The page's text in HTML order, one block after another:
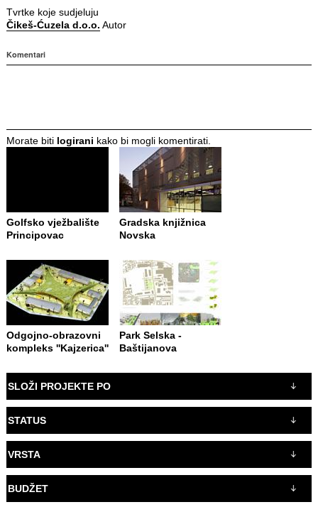
Tvrtke koje sudjeluju
Čikeš-Ćuzela d.o.o. Autor
Komentari
Morate biti logirani kako bi mogli komentirati.
Golfsko vježbalište
Principovac
Gradska knjižnica
Novska
Odgojno-obrazovni
kompleks ''Kajzerica''
Park Selska -
Baštijanova
SLOŽI PROJEKTE PO
STATUS
VRSTA
BUDŽET